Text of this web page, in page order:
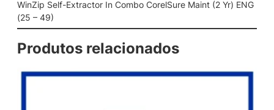
WinZip Self-Extractor In Combo CorelSure Maint (2 Yr) ENG
(25 – 49)
Produtos relacionados